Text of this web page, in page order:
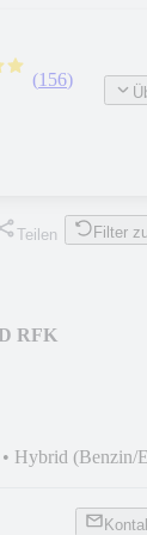
(156)
Teilen Filter
RFK
• Hybrid (Benzin/